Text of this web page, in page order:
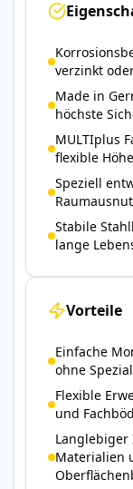
verzinkt
Made in
höchste
MULTIplus
flexible
Speziell
Stabile
lange
Vorteile
Einfache
ohne
Flexible
und
Materialien